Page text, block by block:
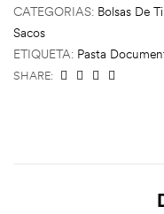
CATEGORIAS: Bolsas De
Sacos
ETIQUETA: Pasta
SHARE: